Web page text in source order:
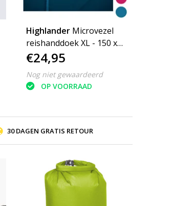
Highlander Microvezel
reishanddoek XL - 150 x
85cm - Large - microfibre
€24,95
Nog niet gewaardeerd
OP VOORRAAD
30 DAGEN GRATIS RETOUR